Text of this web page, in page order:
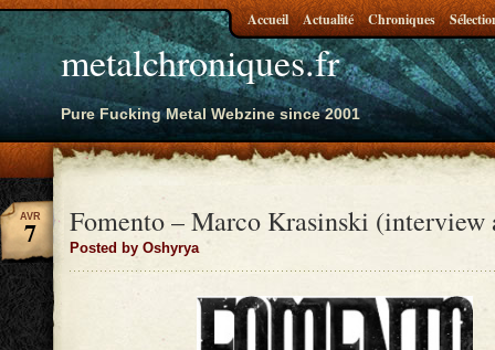
metalchroniques.fr
Pure Fucking Metal Webzine since 2001
Accueil Actualité Chroniques
Fomento – Marco Krasinski (interview
Posted by Oshyrya
AVR
7